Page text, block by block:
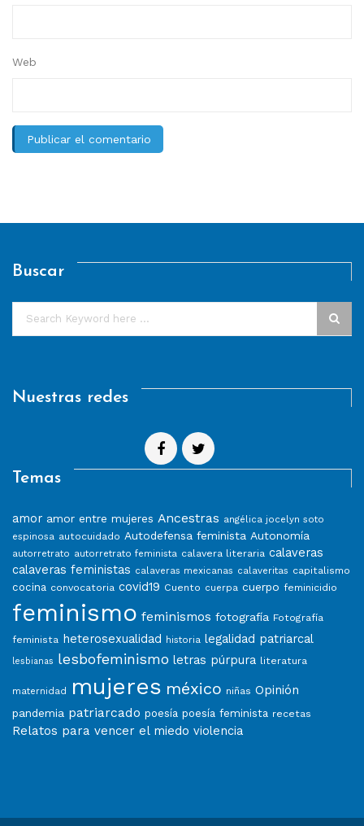
Web
Buscar
Nuestras redes
Temas
amor amor entre mujeres Ancestras angélica jocelyn soto
espinosa autocuidado Autodefensa feminista Autonomía
autorretrato autorretrato feminista calavera literaria calaveras
calaveras feministas calaveras mexicanas calaveritas capitalismo
cocina convocatoria covid19 Cuento cuerpa cuerpo feminicidio
feminismo feminismos fotografía Fotografía
feminista heterosexualidad historia legalidad patriarcal
lesbianas lesbofeminismo letras púrpura literatura
maternidad mujeres méxico niñas Opinión
pandemia patriarcado poesía poesía feminista recetas
Relatos para vencer el miedo violencia